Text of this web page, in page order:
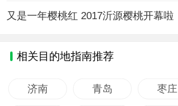
又是一年樱桃红 2017沂源樱桃开幕啦
相关目的地指南推荐
济南 青岛 枣庄